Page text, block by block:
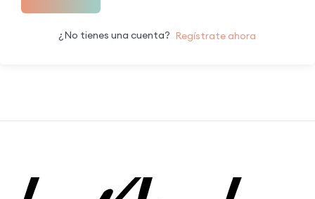
¿No tienes una cuenta? Regístrate ahora